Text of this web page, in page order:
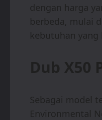
dengan harga
berbeda, mulai
kebutuhan
Dub X50
Sebagai model
Environmental